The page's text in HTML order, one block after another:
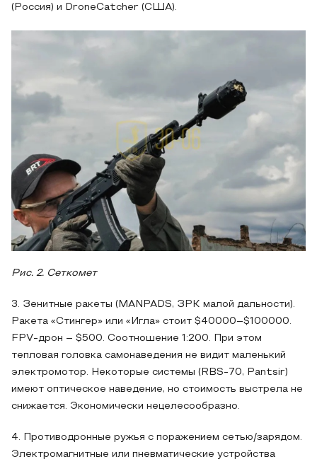
(Россия) и DroneCatcher (США).
Рис. 2. Сеткомет
3. Зенитные ракеты (MANPADS, ЗРК малой дальности).
Ракета «Стингер» или «Игла» стоит $40000–$100000.
FPV-дрон – $500. Соотношение 1:200. При этом
тепловая головка самонаведения не видит маленький
электромотор. Некоторые системы (RBS-70, Pantsir)
имеют оптическое наведение, но стоимость выстрела не
снижается. Экономически нецелесообразно.
4. Противодронные ружья с поражением сетью/зарядом.
Электромагнитные или пневматические устройства